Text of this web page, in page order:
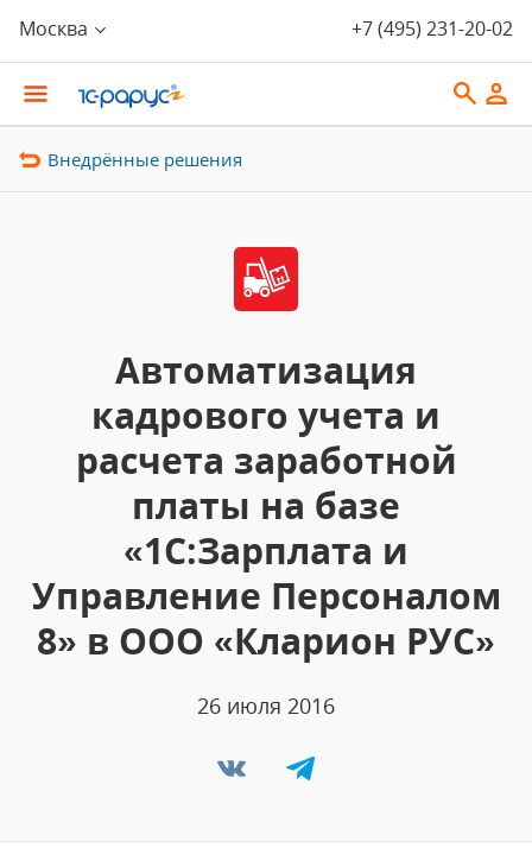
Москва +7 (495) 231-20-02
Внедрённые решения
Автоматизация
кадрового учета и
расчета заработной
платы на базе
«1С:Зарплата и
Управление Персоналом
8» в ООО «Кларион РУС»
26 июля 2016